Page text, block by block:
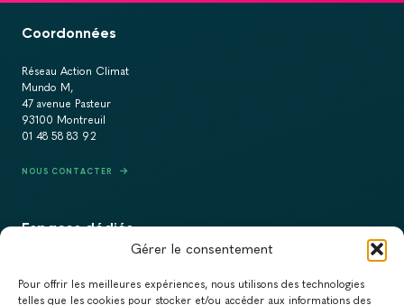
Gérer le consentement
Pour offrir les meilleures expériences, nous utilisons des technologies
telles que les cookies pour stocker et/ou accéder aux informations des
Coordonnées
Réseau Action Climat
Mundo M,
47 avenue Pasteur
93100 Montreuil
01 48 58 83 92
NOUS CONTACTER
Espaces dédiés
RECRUTEMENT